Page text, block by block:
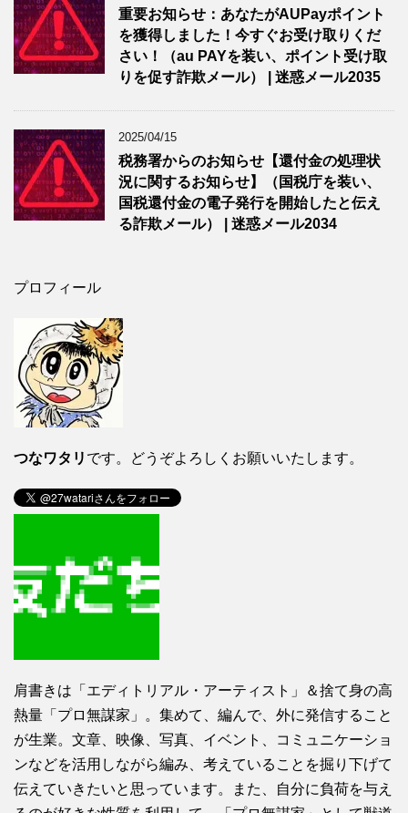
重要お知らせ：あなたがAUPayポイント
を獲得しました！今すぐお受け取りくだ
さい！（au PAYを装い、ポイント受け取
りを促す詐欺メール） | 迷惑メール2035
2025/04/15
税務署からのお知らせ【還付金の処理状
況に関するお知らせ】（国税庁を装い、
国税還付金の電子発行を開始したと伝え
る詐欺メール） | 迷惑メール2034
プロフィール
つなワタリ です。どうぞよろしくお願いいたします。
肩書きは「エディトリアル・アーティスト」＆捨て身の高
熱量「プロ無謀家」。集めて、編んで、外に発信すること
が生業。文章、映像、写真、イベント、コミュニケーショ
ンなどを活用しながら編み、考えていることを掘り下げて
伝えていきたいと思っています。また、自分に負荷を与え